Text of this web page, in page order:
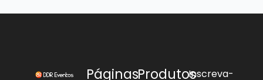
PáginasProdutosInscreva-